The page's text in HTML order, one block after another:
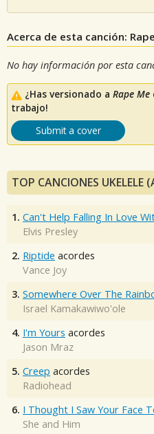
Acerca de esta canción:
No hay información por esta
¿Has versionado a Rape Me
trabajo!
Submit a cover
TOP CANCIONES UKELELE
1. Can't Help Falling In Love
Elvis Presley
2. Riptide acordes
Vance Joy
3. Somewhere Over The
Israel Kamakawiwo'ole
4. I'm Yours acordes
Jason Mraz
5. Creep acordes
Radiohead
6. I Thought I Saw Your Face
She and Him